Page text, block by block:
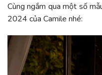
Cùng ngắm qua một số
2024 của Camile nhé: